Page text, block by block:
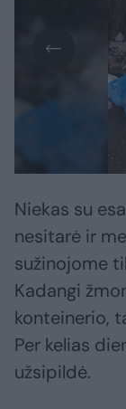
Niekas su
nesitarė ir
sužinojome
Kadangi
konteinerio,
Per kelias
užsipildė.